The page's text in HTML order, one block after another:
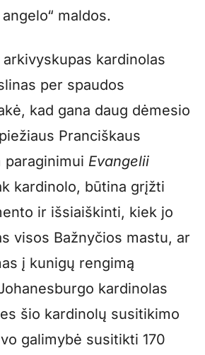
maldos.
kardinolas
per spaudos
kad gana daug dėmesio
Pranciškaus
paraginimui Evangelii
kardinolo, būtina grįžti
ir išsiaiškinti, kiek jo
visos Bažnyčios mastu, ar
į kunigų rengimą
kardinolas
šio kardinolų susitikimo
galimybė susitikti 170